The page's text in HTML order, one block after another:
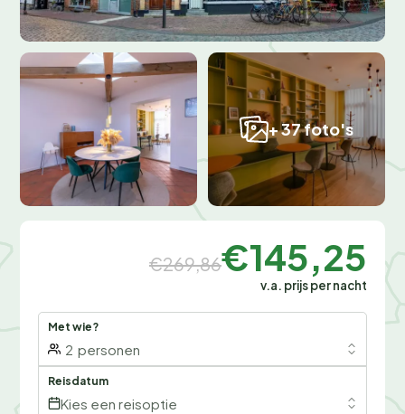
+ 37 foto's
€269,86€145,25
v.a. prijs per nacht
Met wie?
2 personen
Reisdatum
Kies een reisoptie